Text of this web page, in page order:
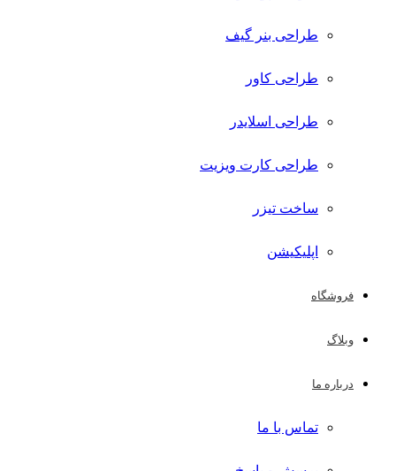
طراحی بنر گیف
طراحی کاور
طراحی اسلایدر
طراحی کارت ویزیت
ساخت تیزر
اپلیکیشن
فروشگاه
وبلاگ
درباره ما
تماس با ما